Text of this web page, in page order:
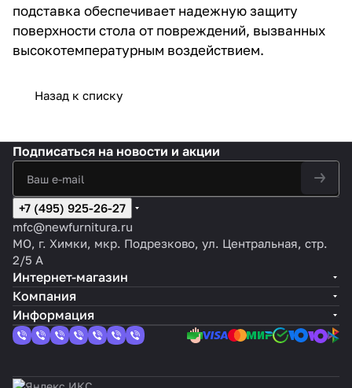
подставка обеспечивает надежную защиту
поверхности стола от повреждений, вызванных
высокотемпературным воздействием.
Назад к списку
Подписаться на новости и акции
+7 (495) 925-26-27
mfc@newfurnitura.ru
МО, г. Химки, мкр. Подрезково, ул. Центральная, стр.
2/5 А
Интернет-магазин
Компания
Информация